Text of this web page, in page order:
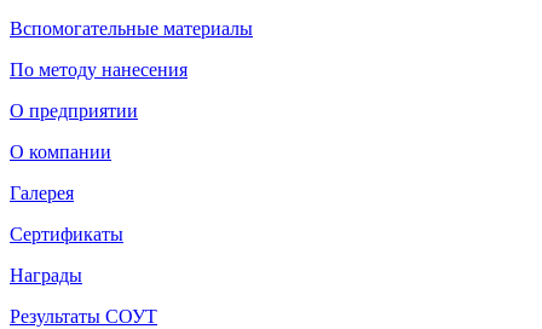
Вспомогательные материалы
По методу нанесения
О предприятии
О компании
Галерея
Сертификаты
Награды
Результаты СОУТ